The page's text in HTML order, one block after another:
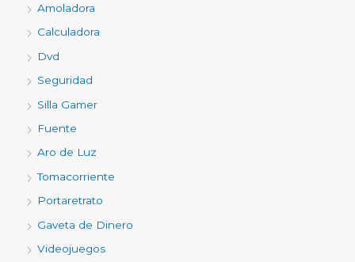
Amoladora
Calculadora
Dvd
Seguridad
Silla Gamer
Fuente
Aro de Luz
Tomacorriente
Portaretrato
Gaveta de Dinero
Videojuegos